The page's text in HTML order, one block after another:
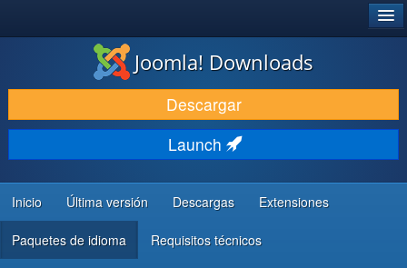
DESCARGAR & EXTENDER
DESCUBRE & APRENDE
COMUNIDAD & SOPORTE
RECURSOS PARA DESARROLLADORES
Joomla! Downloads
Descargar
Launch
Inicio Última versión Descargas Extensiones
Paquetes de idioma Requisitos técnicos